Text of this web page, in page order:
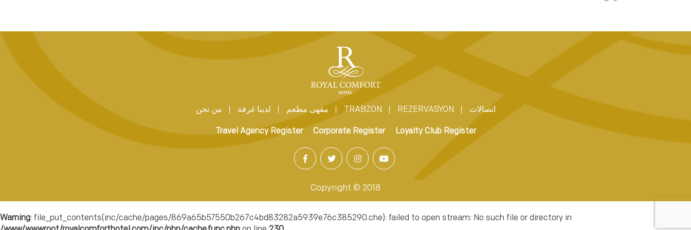
من نحن لدينا غرفة مقهى مطعم TRABZON REZERVASYON اتصالات
Travel Agency Register Corporate Register Loyalty Club Register
Copyright © 2018
Warning: file_put_contents(inc/cache/pages/869a65b57550b267c4bd83282a5939e76c385290.che): failed to open stream: No such file or directory in